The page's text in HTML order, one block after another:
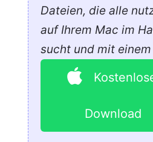
Dateien, die alle
auf Ihrem Mac im
sucht und mit
Download